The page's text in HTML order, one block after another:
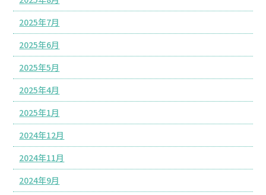
2025年7月
2025年6月
2025年5月
2025年4月
2025年1月
2024年12月
2024年11月
2024年9月